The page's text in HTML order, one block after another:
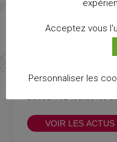
VOIR LES ACTUS
Acceptez vous
Personnaliser les